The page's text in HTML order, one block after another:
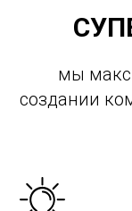
мы
создании